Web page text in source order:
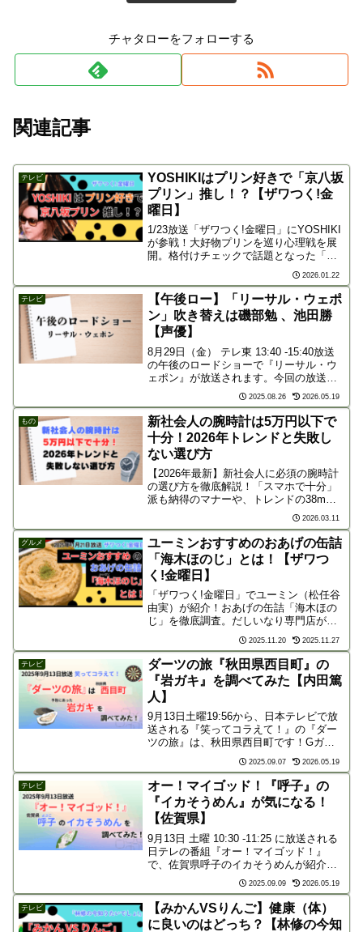
チャタローをフォローする
関連記事
テレビ
YOSHIKIはプリン好きで「京八坂
プリン」推し！？【ザワつく!金
曜日】
1/23放送「ザワつく!金曜日」にYOSHIKI
が参戦！大好物プリンを巡り心理戦を展
開。格付けチェックで話題となった「京
八坂プリン」が再登場するのか？盟友
Toshlとのプリン愛の比較や、伝説のお菓
子カウンターも深掘り。放送前に必見の
見どころを解説！
2026.01.22
テレビ
【午後ロー】「リーサル・ウェポ
ン」吹き替えは磯部勉 、池田勝
【声優】
8月29日（金） テレ東 13:40 -15:40放送
の午後のロードショーで『リーサル・ウ
ェポン』が放送されます。今回の放送で
は、メル・ギブソン演じる「マーティ
ン・リッグス」の吹き替えを「磯部勉」
さん、ダニー・グローヴァー演じる「ロ
ジャー・...
2025.08.26 2026.05.19
もの
新社会人の腕時計は5万円以下で
十分！2026年トレンドと失敗し
ない選び方
【2026年最新】新社会人に必須の腕時計
の選び方を徹底解説！「スマホで十分」
派も納得のマナーや、トレンドの38mm
径など失敗しない3つのポイントを紹介。
セイコーやシチズンなど、5万円以下で手
に入る信頼の5選と桜色の限定モデルも必
見です。
2026.03.11
グルメ
ユーミンおすすめのおあげの缶詰
「海木ほのじ」とは！【ザワつ
く!金曜日】
「ザワつく!金曜日」でユーミン（松任谷
由実）が紹介！おあげの缶詰「海木ほの
じ」を徹底調査。だしいなり専門店が作
るジューシーで上品な味わい、値段、店
舗（福岡・日本橋）や通販での購入方法
まで解説。
2025.11.20 2025.11.27
テレビ
ダーツの旅『秋田県西目町』の
『岩ガキ』を調べてみた【内田篤
人】
9月13日土曜19:56から、日本テレビで放
送される『笑ってコラえて！』の『ダー
ツの旅』は、秋田県西目町です！Gガイ
ドの予告では、今回の旅人、サッカー元
日本代表・内田篤人さんに「女子高生が
メロメロになった紳士的行動とは？」な
どとありますが、...
2025.09.07 2026.05.19
テレビ
オー！マイゴッド！『呼子』の
『イカそうめん』が気になる！
【佐賀県】
9月13日 土曜 10:30 -11:25 に放送される
日テレの番組『オー！マイゴッド！』
で、佐賀県呼子のイカそうめんが紹介さ
れるようですね。番組でどんな風にイカ
そうめんが紹介されるのか、放送が待ち
遠しい人も多いのではないでしょうか。
この記...
2025.09.09 2026.05.19
テレビ
【みかんVSりんご】健康（体）
に良いのはどっち？【林修の今知